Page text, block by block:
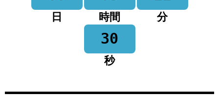
日 時間 分
30
秒